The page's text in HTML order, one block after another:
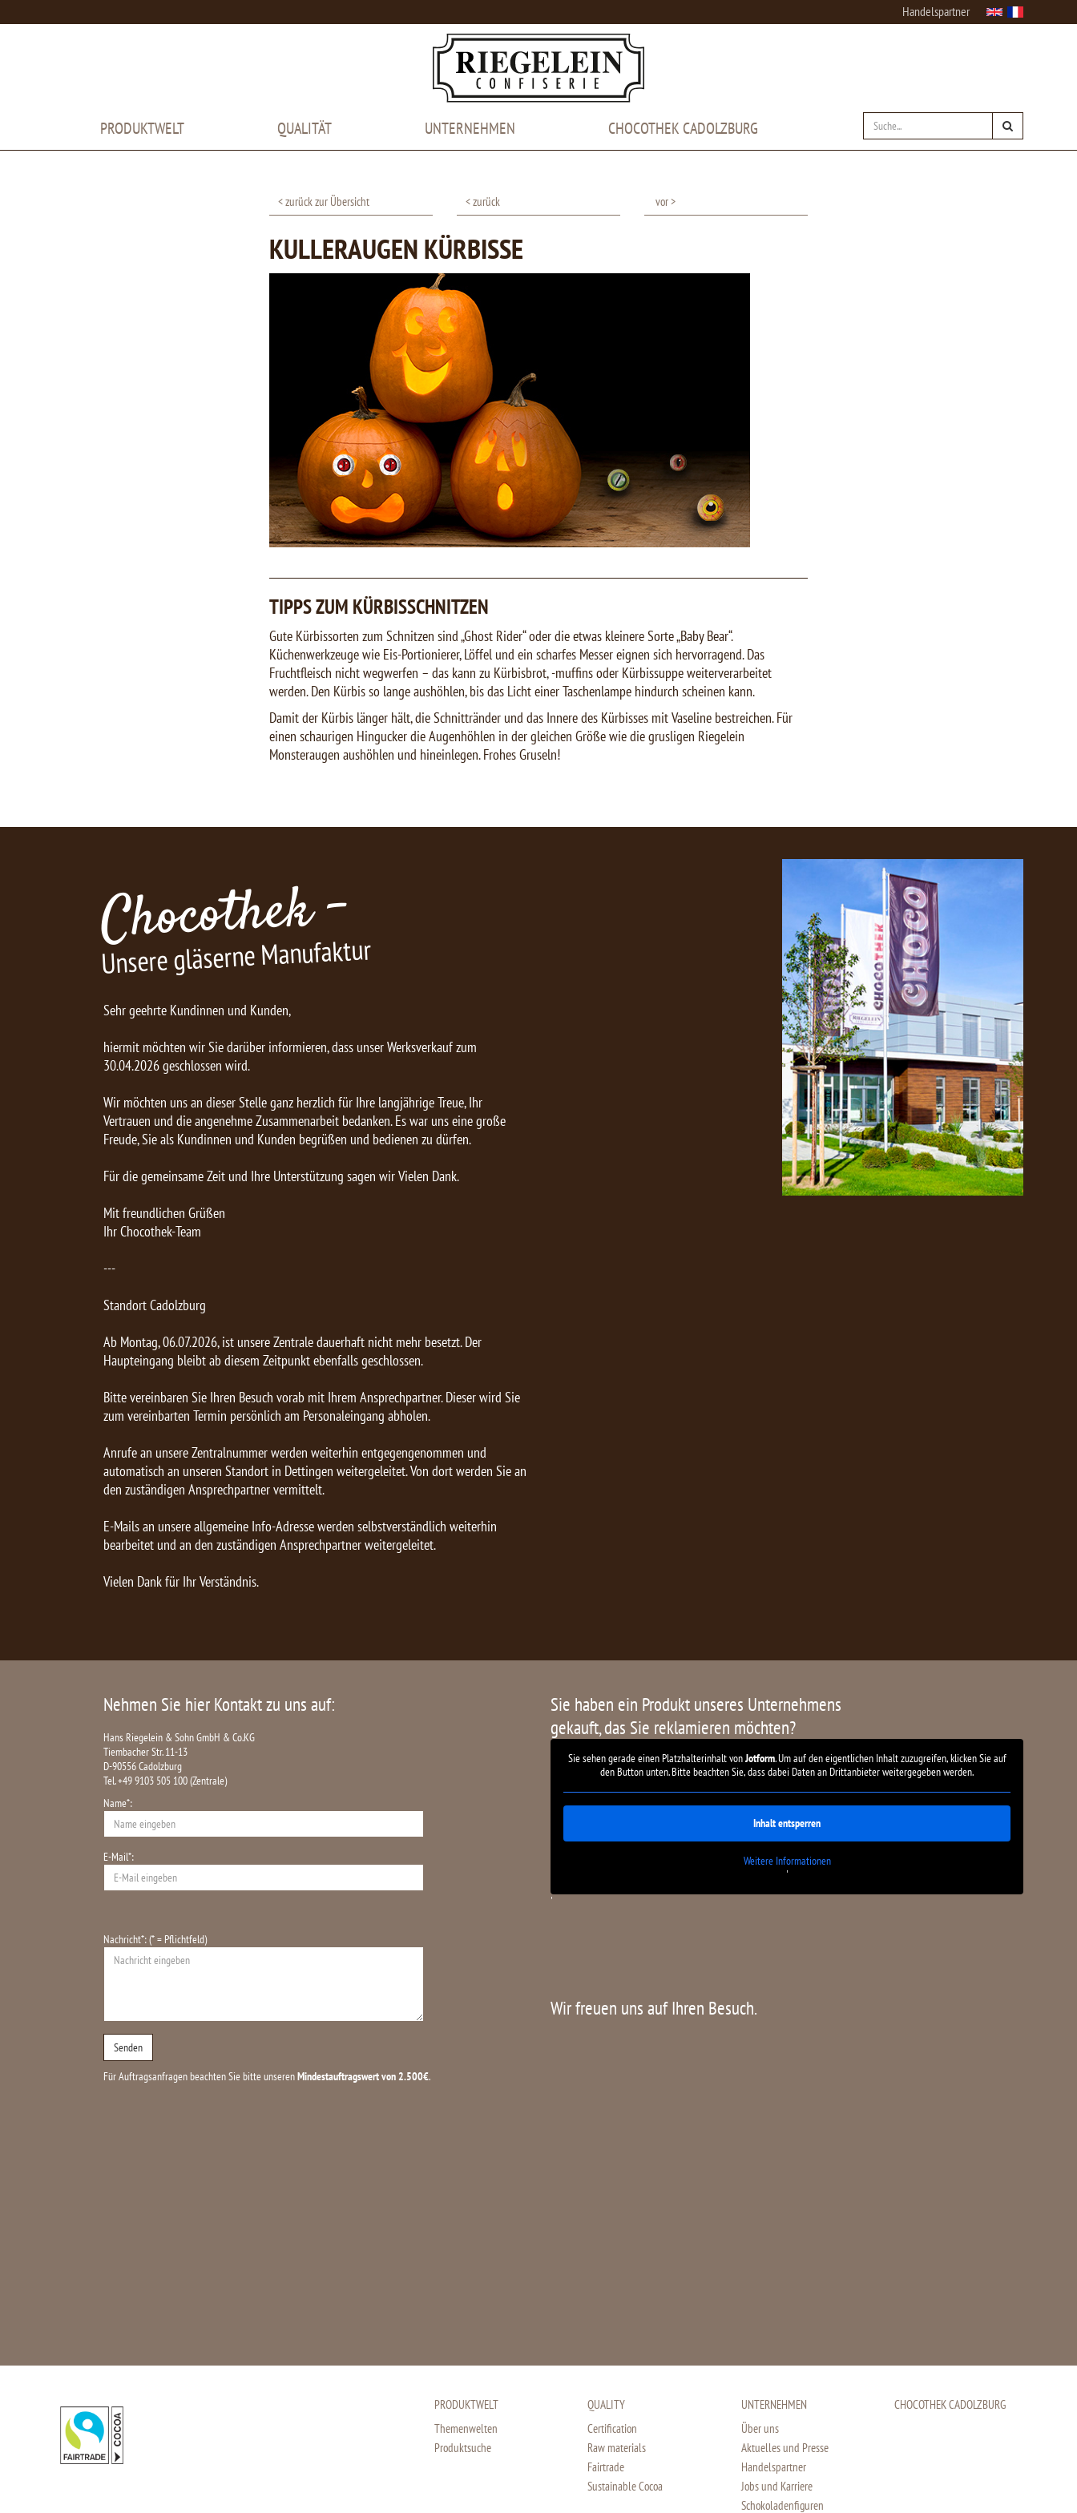
Handelspartner
PRODUKTWELT QUALITÄT UNTERNEHMEN CHOCOTHEK CADOLZBURG
< zurück zur Übersicht < zurück vor >
KULLERAUGEN KÜRBISSE
TIPPS ZUM KÜRBISSCHNITZEN
Gute Kürbissorten zum Schnitzen sind „Ghost Rider“ oder die etwas kleinere Sorte „Baby Bear“.
Küchenwerkzeuge wie Eis-Portionierer, Löffel und ein scharfes Messer eignen sich hervorragend. Das
Fruchtfleisch nicht wegwerfen – das kann zu Kürbisbrot, -muffins oder Kürbissuppe weiterverarbeitet
werden. Den Kürbis so lange aushöhlen, bis das Licht einer Taschenlampe hindurch scheinen kann.
Damit der Kürbis länger hält, die Schnittränder und das Innere des Kürbisses mit Vaseline bestreichen. Für
einen schaurigen Hingucker die Augenhöhlen in der gleichen Größe wie die grusligen Riegelein
Monsteraugen aushöhlen und hineinlegen. Frohes Gruseln!
Chocothek -
Unsere gläserne Manufaktur
Sehr geehrte Kundinnen und Kunden,
hiermit möchten wir Sie darüber informieren, dass unser Werksverkauf zum
30.04.2026 geschlossen wird.
Wir möchten uns an dieser Stelle ganz herzlich für Ihre langjährige Treue, Ihr
Vertrauen und die angenehme Zusammenarbeit bedanken. Es war uns eine große
Freude, Sie als Kundinnen und Kunden begrüßen und bedienen zu dürfen.
Für die gemeinsame Zeit und Ihre Unterstützung sagen wir Vielen Dank.
Mit freundlichen Grüßen
Ihr Chocothek-Team
---
Standort Cadolzburg
Ab Montag, 06.07.2026, ist unsere Zentrale dauerhaft nicht mehr besetzt. Der
Haupteingang bleibt ab diesem Zeitpunkt ebenfalls geschlossen.
Bitte vereinbaren Sie Ihren Besuch vorab mit Ihrem Ansprechpartner. Dieser wird Sie
zum vereinbarten Termin persönlich am Personaleingang abholen.
Anrufe an unsere Zentralnummer werden weiterhin entgegengenommen und
automatisch an unseren Standort in Dettingen weitergeleitet. Von dort werden Sie an
den zuständigen Ansprechpartner vermittelt.
E-Mails an unsere allgemeine Info-Adresse werden selbstverständlich weiterhin
bearbeitet und an den zuständigen Ansprechpartner weitergeleitet.
Vielen Dank für Ihr Verständnis.
Nehmen Sie hier Kontakt zu uns auf:
Hans Riegelein & Sohn GmbH & Co.KG
Tiembacher Str. 11-13
D-90556 Cadolzburg
Tel. +49 9103 505 100 (Zentrale)
Name*:
E-Mail*:
Nachricht*: (* = Pflichtfeld)
Für Auftragsanfragen beachten Sie bitte unserenMindestauftragswert von 2.500€.
Sie haben ein Produkt unseres Unternehmens
gekauft, das Sie reklamieren möchten?
Sie sehen gerade einen Platzhalterinhalt vonJotform. Um auf den eigentlichen Inhalt zuzugreifen, klicken Sie auf
den Button unten. Bitte beachten Sie, dass dabei Daten an Drittanbieter weitergegeben werden.
Inhalt entsperren
Weitere Informationen
'
'
Wir freuen uns auf Ihren Besuch.
PRODUKTWELT
Themenwelten
Produktsuche
QUALITY
Certification
Raw materials
Fairtrade
Sustainable Cocoa
UNTERNEHMEN
Über uns
Aktuelles und Presse
Handelspartner
Jobs und Karriere
Schokoladenfiguren
CHOCOTHEK CADOLZBURG